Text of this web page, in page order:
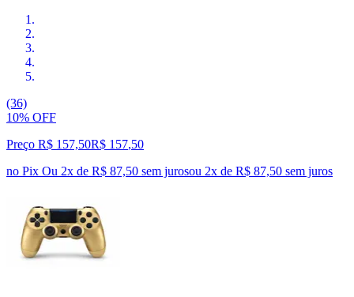
(36)
10% OFF
Preço R$ 157,50R$ 157,50
no Pix Ou 2x de R$ 87,50 sem jurosou 2x de R$ 87,50 sem juros